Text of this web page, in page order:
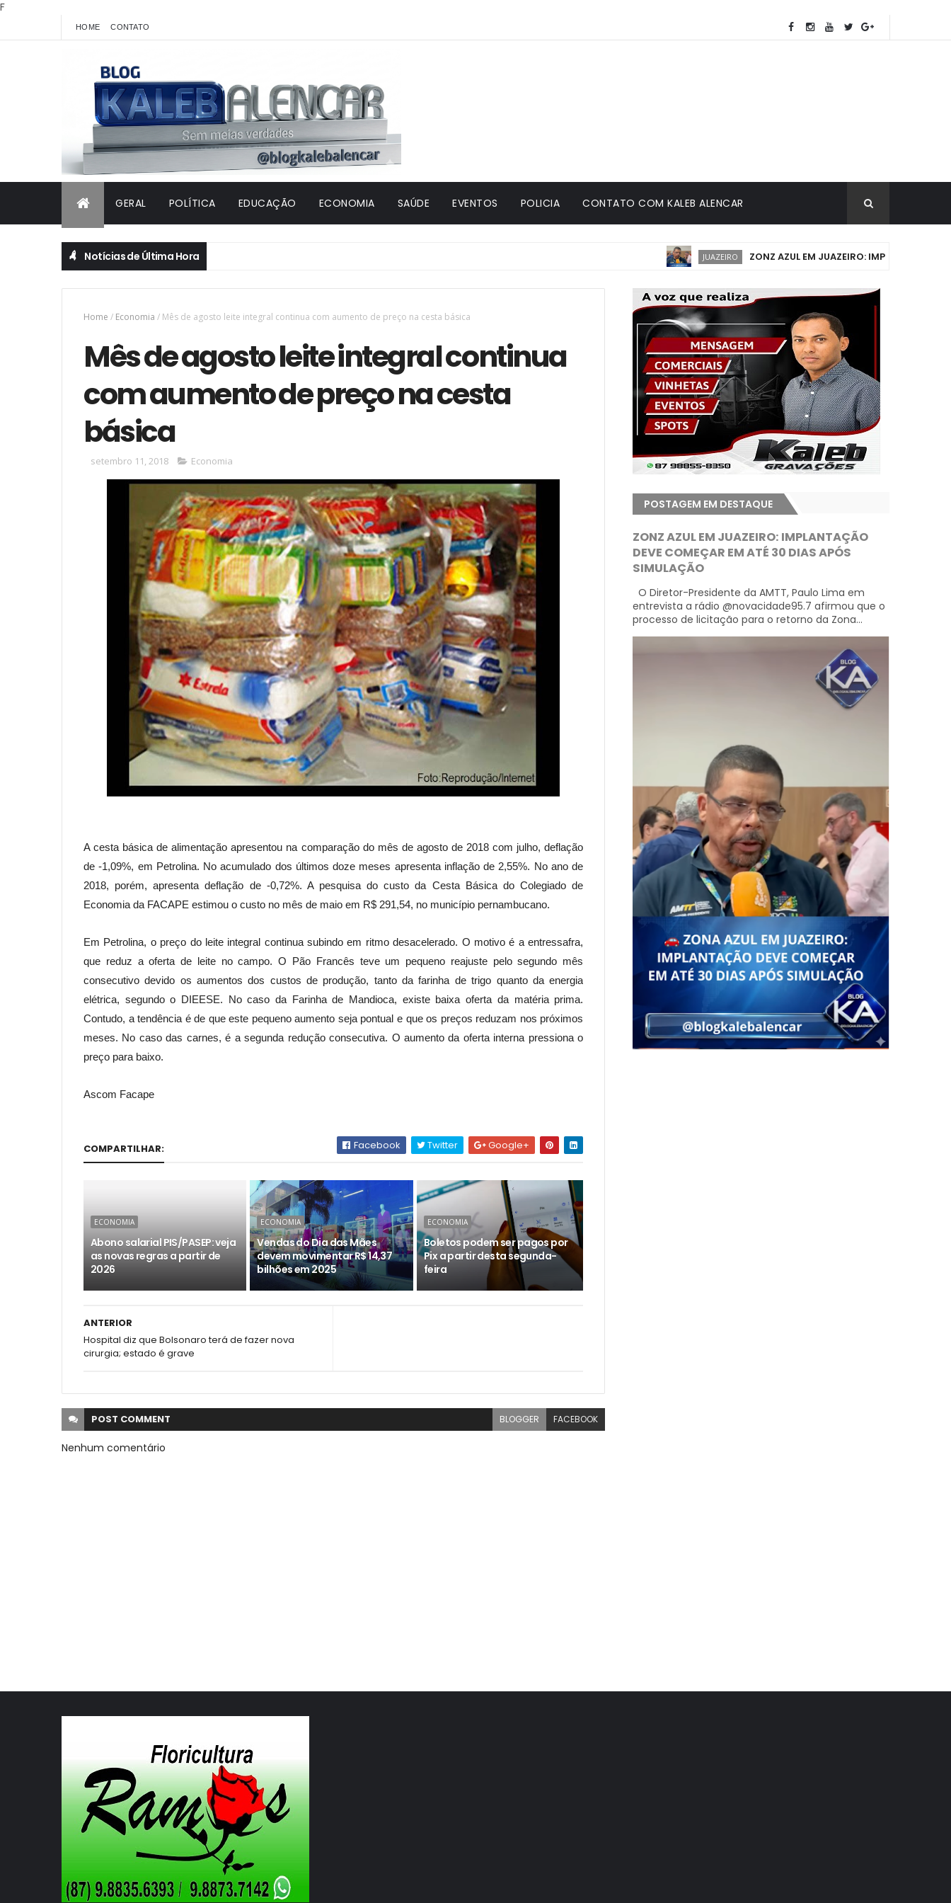
F
HOME CONTATO
GERAL POLÍTICA EDUCAÇÃO ECONOMIA SAÚDE EVENTOS POLICIA CONTATO COM KALEB ALENCAR
Notícias de Última Hora JUAZEIRO ZONZ AZUL EM JUAZEIRO: IMPLANTAÇÃO DEVE
Home / Economia / Mês de agosto leite integral continua com aumento de preço na cesta básica
Mês de agosto leite integral continua
com aumento de preço na cesta
básica
setembro 11, 2018 Economia
A cesta básica de alimentação apresentou na comparação do mês de agosto de 2018 com julho, deflação
de -1,09%, em Petrolina. No acumulado dos últimos doze meses apresenta inflação de 2,55%. No ano de
2018, porém, apresenta deflação de -0,72%. A pesquisa do custo da Cesta Básica do Colegiado de
Economia da FACAPE estimou o custo no mês de maio em R$ 291,54, no município pernambucano.
Em Petrolina, o preço do leite integral continua subindo em ritmo desacelerado. O motivo é a entressafra,
que reduz a oferta de leite no campo. O Pão Francês teve um pequeno reajuste pelo segundo mês
consecutivo devido os aumentos dos custos de produção, tanto da farinha de trigo quanto da energia
elétrica, segundo o DIEESE. No caso da Farinha de Mandioca, existe baixa oferta da matéria prima.
Contudo, a tendência é de que este pequeno aumento seja pontual e que os preços reduzam nos próximos
meses. No caso das carnes, é a segunda redução consecutiva. O aumento da oferta interna pressiona o
preço para baixo.
Ascom Facape
COMPARTILHAR: Facebook Twitter Google+
ECONOMIA
Abono salarial PIS/PASEP: veja
as novas regras a partir de
2026
ECONOMIA
Vendas do Dia das Mães
devem movimentar R$ 14,37
bilhões em 2025
ECONOMIA
Boletos podem ser pagos por
Pix a partir desta segunda-
feira
ANTERIOR
Hospital diz que Bolsonaro terá de fazer nova
cirurgia; estado é grave
POST COMMENT BLOGGER FACEBOOK
Nenhum comentário
POSTAGEM EM DESTAQUE
ZONZ AZUL EM JUAZEIRO: IMPLANTAÇÃO
DEVE COMEÇAR EM ATÉ 30 DIAS APÓS
SIMULAÇÃO
O Diretor-Presidente da AMTT, Paulo Lima em
entrevista a rádio @novacidade95.7 afirmou que o
processo de licitação para o retorno da Zona...